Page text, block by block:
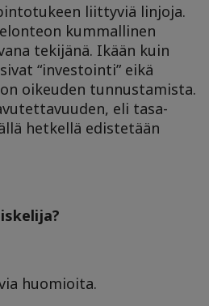
liittyviä linjoja.
kummallinen
tekijänä. Ikään kuin
“investointi” eikä
oikeuden tunnustamista.
eli tasa-
hetkellä edistetään
huomioita.